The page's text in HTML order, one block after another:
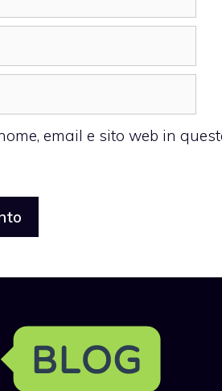
email e sito web in